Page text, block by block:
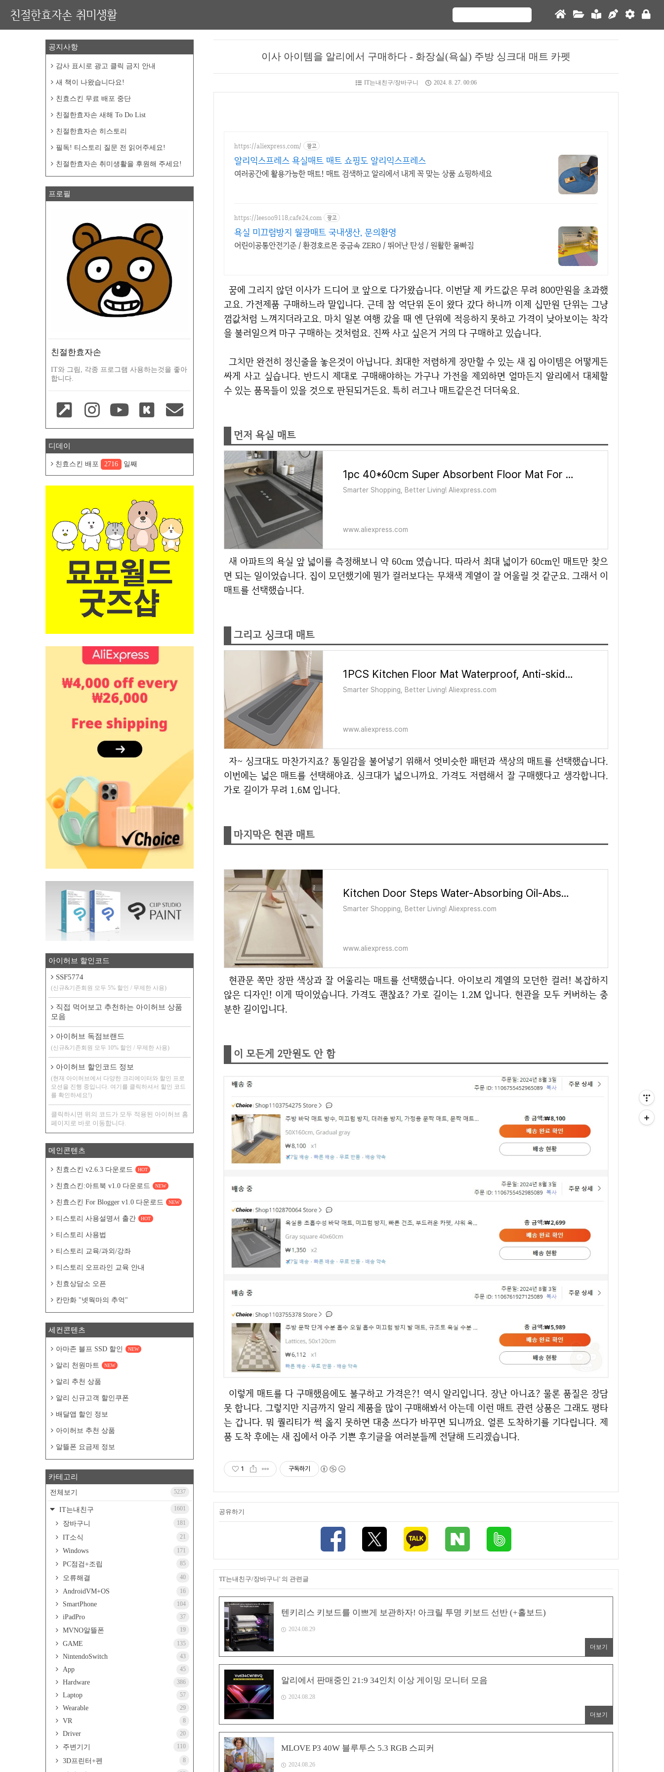
친절한효자손 취미생활
이사 아이템을 알리에서 구매하다 - 화장실(욕실) 주방 싱크대 매트 카펫
IT는내친구/장바구니 2024. 8. 27. 00:06
https://aliexpress.com/ 광고
알리익스프레스 욕실매트 매트 쇼핑도 알리익스프레스
여러공간에 활용가능한 매트! 매트 검색하고 알리에서 내게 꼭 맞는 상품 쇼핑하세요
https://leesoo9118.cafe24.com 광고
욕실 미끄럼방지 월광매트 국내생산, 문의환영
어린이공통안전기준 / 환경호르몬 중금속 ZERO / 뛰어난 탄성 / 원활한 물빠짐
꿈에 그리지 않던 이사가 드디어 코 앞으로 다가왔습니다. 이번달 제 카드값은 무려 800만원을 초과했
고요. 가전제품 구매하느라 말입니다. 근데 참 억단위 돈이 왔다 갔다 하니까 이제 십만원 단위는 그냥
껌값처럼 느껴지더라고요. 마치 일본 여행 갔을 때 엔 단위에 적응하지 못하고 가격이 낮아보이는 착각
을 불러일으켜 마구 구매하는 것처럼요. 진짜 사고 싶은거 거의 다 구매하고 있습니다.
그치만 완전히 정신줄을 놓은것이 아닙니다. 최대한 저렴하게 장만할 수 있는 새 집 아이템은 어떻게든
싸게 사고 싶습니다. 반드시 제대로 구매해야하는 가구나 가전을 제외하면 얼마든지 알리에서 대체할
수 있는 품목들이 있을 것으로 판된되거든요. 특히 러그나 매트같은건 더더욱요.
먼저 욕실 매트
1pc 40*60cm Super Absorbent Floor Mat For Bathroom Non Slip, Fast Drying Soft, Carpet Shower Tub Outdoor Doormat - AliExpress 15
Smarter Shopping, Better Living! Aliexpress.com
www.aliexpress.com
새 아파트의 욕실 앞 넓이를 측정해보니 약 60cm 였습니다. 따라서 최대 넓이가 60cm인 매트만 찾으
면 되는 일이었습니다. 집이 모던했기에 뭔가 컬러보다는 무채색 계열이 잘 어울릴 것 같군요. 그래서 이
매트를 선택했습니다.
그리고 싱크대 매트
1PCS Kitchen Floor Mat Waterproof, Anti-skid, Anti-dirty Foot Mat Household Door Mat, Door Mat Carpet, Diatomite Door Mat - AliE
Smarter Shopping, Better Living! Aliexpress.com
www.aliexpress.com
자~ 싱크대도 마찬가지죠? 통일감을 불어넣기 위해서 엇비슷한 패턴과 색상의 매트를 선택했습니다.
이번에는 넓은 매트를 선택해야죠. 싱크대가 넓으니까요. 가격도 저렴해서 잘 구매했다고 생각합니다.
가로 길이가 무려 1.6M 입니다.
마지막은 현관 매트
Kitchen Door Steps Water-Absorbing Oil-Absorbing Non-slip Foot Mats Diatomite Bathroom Water-Absorbing Floor Mats - AliExpress 1
Smarter Shopping, Better Living! Aliexpress.com
www.aliexpress.com
현관문 쪽만 장판 색상과 잘 어울리는 매트를 선택했습니다. 아이보리 계열의 모던한 컬러! 복잡하지
않은 디자인! 이게 딱이었습니다. 가격도 괜찮죠? 가로 길이는 1.2M 입니다. 현관을 모두 커버하는 충
분한 길이입니다.
이 모든게 2만원도 안 함
이렇게 매트를 다 구매했음에도 불구하고 가격은?! 역시 알리입니다. 장난 아니죠? 물론 품질은 장담
못 합니다. 그렇지만 지금까지 알리 제품을 많이 구매해봐서 아는데 이런 매트 관련 상품은 그래도 평타
는 갑니다. 뭐 퀄리티가 썩 옳지 못하면 대충 쓰다가 바꾸면 되니까요. 얼른 도착하기를 기다립니다. 제
품 도착 후에는 새 집에서 아주 기쁜 후기글을 여러분들께 전달해 드리겠습니다.
1 구독하기
공유하기
'IT는내친구/장바구니' 의 관련글
텐키리스 키보드를 이쁘게 보관하자! 아크릴 투명 키보드 선반 (+홀보드)
2024.08.29
더보기
알리에서 판매중인 21:9 34인치 이상 게이밍 모니터 모음
2024.08.28
더보기
MLOVE P3 40W 블루투스 5.3 RGB 스피커
2024.08.26
공지사항
감사 표시로 광고 클릭 금지 안내
새 책이 나왔습니다요!
친효스킨 무료 배포 중단
친절한효자손 새해 To Do List
친절한효자손 히스토리
필독! 티스토리 질문 전 읽어주세요!
친절한효자손 취미생활을 후원해 주세요!
프로필
친절한효자손
IT와 그림, 각종 프로그램 사용하는것을 좋아
합니다.
디데이
친효스킨 배포 2716 일째
아이허브 할인코드
SSF5774
(신규&기존회원 모두 5% 할인 / 무제한 사용)
직접 먹어보고 추천하는 아이허브 상품
모음
아이허브 독점브랜드
(신규&기존회원 모두 10% 할인 / 무제한 사용)
아이허브 할인코드 정보
(현재 아이허브에서 다양한 크리에이터와 할인 프로
모션을 진행 중입니다. 여기를 클릭하셔서 할인 코드
를 확인하세요!)
클릭하시면 위의 코드가 모두 적용된 아이허브 홈
페이지로 바로 이동합니다.
메인콘텐츠
친효스킨 v2.6.3 다운로드 HOT
친효스킨:아트북 v1.0 다운로드 NEW
친효스킨 For Blogger v1.0 다운로드 NEW
티스토리 사용설명서 출간 HOT
티스토리 사용법
티스토리 교육/과외/강좌
티스토리 오프라인 교육 안내
친효상담소 오픈
칸만화 "넷웍마의 추억"
세컨콘텐츠
아마존 블프 SSD 할인 NEW
알리 천원마트 NEW
알리 추천 상품
알리 신규고객 할인쿠폰
배달앱 할인 정보
아이허브 추천 상품
알뜰폰 요금제 정보
카테고리
전체보기 5237
IT는내친구 1601
장바구니 181
IT소식 21
Windows 171
PC점검+조립 85
오류해결 40
AndroidVM+OS 16
SmartPhone 104
iPadPro 37
MVNO알뜰폰 19
GAME 135
NintendoSwitch 43
App 45
Hardware 386
Laptop 57
Wearable 29
VR 8
Driver 20
주변기기 110
3D프린터+펜 8